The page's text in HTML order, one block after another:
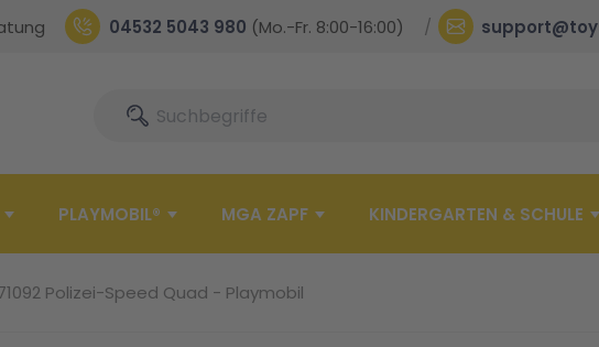
04532 5043 980 (Mo.-Fr. 8:00-16:00)
SucheSuche
PLAYMOBIL® MGA ZAPF KINDERGARTEN & SCHULE
Polizei-Speed Quad - Playmobil